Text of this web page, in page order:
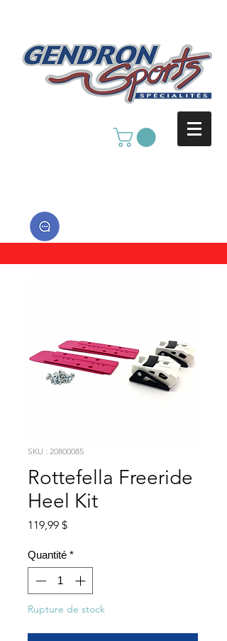
SKU : 20800085
Rottefella Freeride
Heel Kit
119,99 $Prix
Quantité *
Rupture de stock